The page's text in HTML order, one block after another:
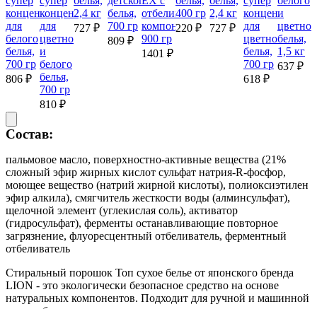
концентрированный
для
белого
белья,
700 гр
806 ₽
концентрированный
для
цветного
и
белого
белья,
700 гр
810 ₽
2,4 кг
727 ₽
белья,
700 гр
809 ₽
отбеливающими
компонентами,
900 гр
1401 ₽
400 гр
220 ₽
2,4 кг
727 ₽
для
цветного
белья,
700 гр
618 ₽
и
белья,
1,5 кг
637 ₽
Состав:
пальмовое масло, поверхностно-активные вещества (21%
сложный эфир жирных кислот сульфат натрия-R-фосфор,
моющее вещество (натрий жирной кислоты), полиоксиэтилен
эфир алкила), смягчитель жесткости воды (алминсульфат),
щелочной элемент (углекислая соль), активатор
(гидросульфат), ферменты останавливающие повторное
загрязнение, флуоресцентный отбеливатель, ферментный
отбеливатель
Стиральный порошок Топ сухое белье от японского бренда
LION - это экологически безопасное средство на основе
натуральных компонентов. Подходит для ручной и машинной